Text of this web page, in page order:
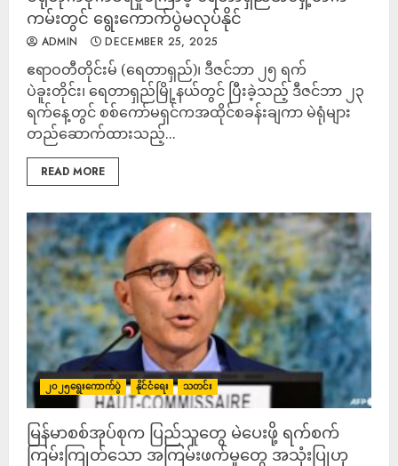
ကမ်းတွင် ရွေးကောက်ပွဲမလုပ်နိုင်
ADMIN DECEMBER 25, 2025
ဧရာဝတီတိုင်းမ် (ရေတာရှည်)၊ ဒီဇင်ဘာ ၂၅ ရက်
ပဲခူးတိုင်း၊ ရေတာရှည်မြို့နယ်တွင် ပြီးခဲ့သည့် ဒီဇင်ဘာ ၂၃
ရက်နေ့တွင် စစ်ကော်မရှင်ကအထိုင်စခန်းချကာ မဲရုံများ
တည်ဆောက်ထားသည့်...
READ MORE
၂၀၂၅ရွေးကောက်ပွဲ နိုင်ငံရေး သတင်း
မြန်မာစစ်အုပ်စုက ပြည်သူတွေ မဲပေးဖို့ ရက်စက်
ကြမ်းကြုတ်သော အကြမ်းဖက်မှုတွေ အသုံးပြုဟု